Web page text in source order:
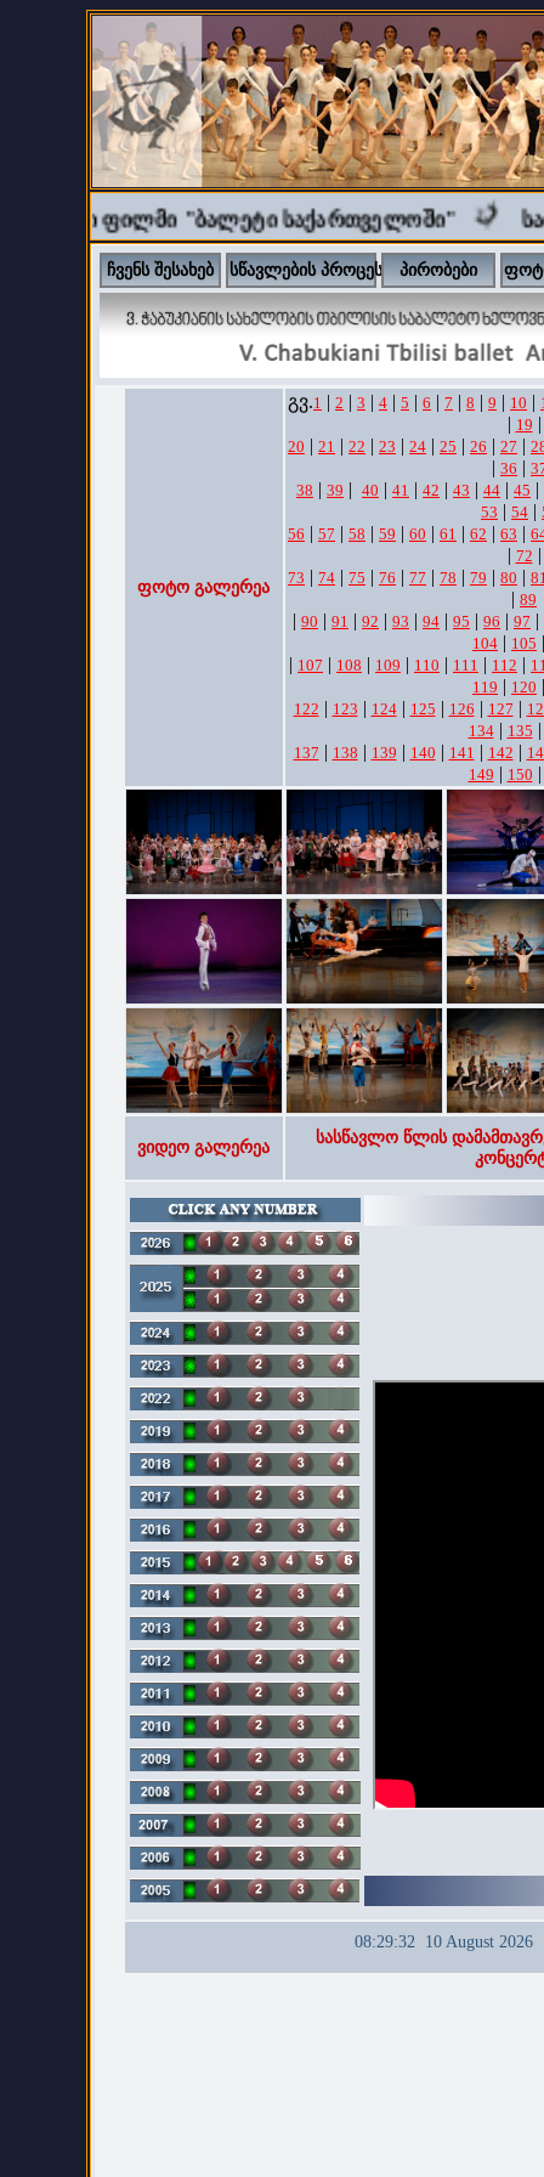
ფილმი "ბალეტი საქართველოში"
ჩვენს შესახებ სწავლების პროცესი პირობები
ფოტო გალერეა
გვ.1 | 2 | 3 | 4 | 5 | 6 | 7 | 8 | 9 | 10 |
| 19 |
20 | 21 | 22 | 23 | 24 | 25 | 26 | 27 |
| 36 |
38 | 39 | 40 | 41 | 42 | 43 | 44 | 45 |
53 | 54 |
56 | 57 | 58 | 59 | 60 | 61 | 62 | 63 |
| 72 |
73 | 74 | 75 | 76 | 77 | 78 | 79 | 80 |
| 89
| 90 | 91 | 92 | 93 | 94 | 95 | 96 | 97 |
104 | 105
| 107 | 108 | 109 | 110 | 111 | 112 |
119 | 120
122 | 123 | 124| 125 | 126 | 127 |
134| 135
137 | 138 | 139 | 140 | 141 | 142 |
149 | 150
ვიდეო გალერეა
სასწავლო წლის
08:29:32 10 August 2026